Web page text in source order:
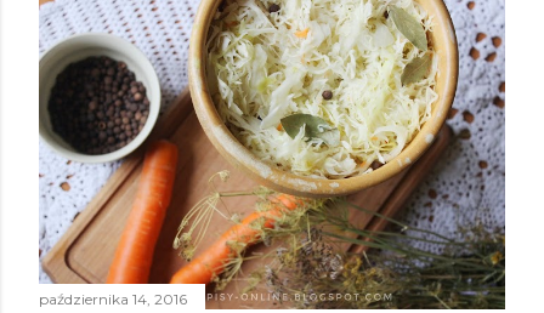
października 14, 2016